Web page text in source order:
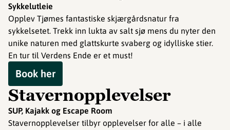
Sykkelutleie
Opplev Tjømes fantastiske skjærgårdsnatur fra
sykkelsetet. Trekk inn lukta av salt sjø mens du nyter den
unike naturen med glattskurte svaberg og idylliske stier.
En tur til Verdens Ende er et must!
Book her
Stavernopplevelser
SUP, Kajakk og Escape Room
Stavernopplevelser tilbyr opplevelser for alle – i alle